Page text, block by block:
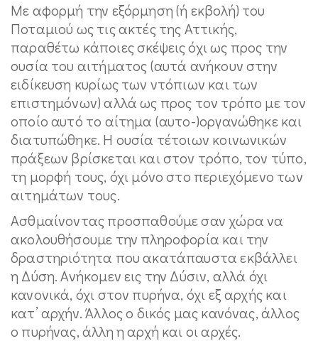
Με αφορμή την εξόρμηση (ή εκβολή) του
Ποταμιού ως τις ακτές της Αττικής,
παραθέτω κάποιες σκέψεις όχι ως προς την
ουσία του αιτήματος (αυτά ανήκουν στην
ειδίκευση κυρίως των ντόπιων και των
επιστημόνων) αλλά ως προς τον τρόπο με τον
οποίο αυτό το αίτημα (αυτο-)οργανώθηκε και
διατυπώθηκε. Η ουσία τέτοιων κοινωνικών
πράξεων βρίσκεται και στον τρόπο, τον τύπο,
τη μορφή τους, όχι μόνο στο περιεχόμενο των
αιτημάτων τους.
Ασθμαίνοντας προσπαθούμε σαν χώρα να
ακολουθήσουμε την πληροφορία και την
δραστηριότητα που ακατάπαυστα εκβάλλει
η Δύση. Ανήκομεν εις την Δύσιν, αλλά όχι
κανονικά, όχι στον πυρήνα, όχι εξ αρχής και
κατ’ αρχήν. Άλλος ο δικός μας κανόνας, άλλος
ο πυρήνας, άλλη η αρχή και οι αρχές.